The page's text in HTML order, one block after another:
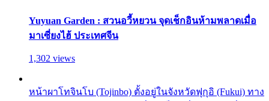
Yuyuan Garden : สวนอวี้หยวน จุดเช็กอินห้ามพลาดเมื่อ
มาเซี่ยงไฮ้ ประเทศจีน
1,302 views
หน้าผาโทจินโบ (Tojinbo) ตั้งอยู่ในจังหวัดฟุกุอิ (Fukui) ทาง